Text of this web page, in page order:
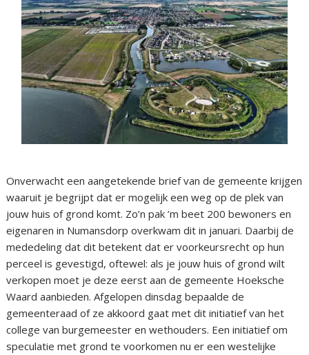
Onverwacht een aangetekende brief van de gemeente krijgen
waaruit je begrijpt dat er mogelijk een weg op de plek van
jouw huis of grond komt. Zo’n pak ’m beet 200 bewoners en
eigenaren in Numansdorp overkwam dit in januari. Daarbij de
mededeling dat dit betekent dat er voorkeursrecht op hun
perceel is gevestigd, oftewel: als je jouw huis of grond wilt
verkopen moet je deze eerst aan de gemeente Hoeksche
Waard aanbieden. Afgelopen dinsdag bepaalde de
gemeenteraad of ze akkoord gaat met dit initiatief van het
college van burgemeester en wethouders. Een initiatief om
speculatie met grond te voorkomen nu er een westelijke